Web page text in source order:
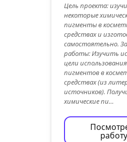
Цель проекта:
некоторые
пигменты в
средствах и
самостоятельно.
работы: Изучить
цели использования
пигментов в
средствах (из
источников).
химические пи…
работу